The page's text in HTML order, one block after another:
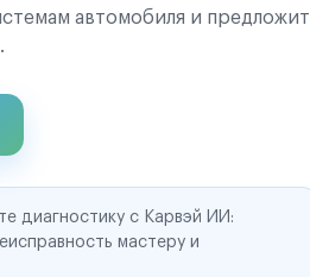
автомобиля и предложит
диагностику с Карвэй ИИ:
мастеру и